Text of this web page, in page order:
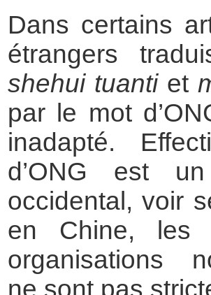
Dans certains
étrangers
shehui tuantiet
par le mot
inadapté.
d’ONG est
occidental, voir
en Chine, les
organisations
ne sont pas